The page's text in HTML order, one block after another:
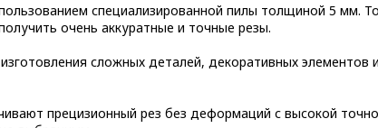
специализированной пилы толщиной 5 мм.
очень аккуратные и точные резы.
сложных деталей, декоративных элементов
прецизионный рез без деформаций с высокой